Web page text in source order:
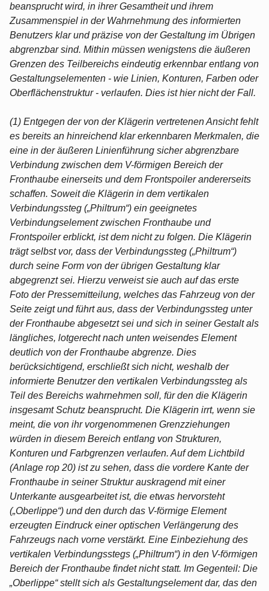
beansprucht wird, in ihrer Gesamtheit und ihrem
Zusammenspiel in der Wahrnehmung des informierten
Benutzers klar und präzise von der Gestaltung im Übrigen
abgrenzbar sind. Mithin müssen wenigstens die äußeren
Grenzen des Teilbereichs eindeutig erkennbar entlang von
Gestaltungselementen - wie Linien, Konturen, Farben oder
Oberflächenstruktur - verlaufen. Dies ist hier nicht der Fall.
(1) Entgegen der von der Klägerin vertretenen Ansicht fehlt
es bereits an hinreichend klar erkennbaren Merkmalen, die
eine in der äußeren Linienführung sicher abgrenzbare
Verbindung zwischen dem V-förmigen Bereich der
Fronthaube einerseits und dem Frontspoiler andererseits
schaffen. Soweit die Klägerin in dem vertikalen
Verbindungssteg („Philtrum“) ein geeignetes
Verbindungselement zwischen Fronthaube und
Frontspoiler erblickt, ist dem nicht zu folgen. Die Klägerin
trägt selbst vor, dass der Verbindungssteg („Philtrum“)
durch seine Form von der übrigen Gestaltung klar
abgegrenzt sei. Hierzu verweist sie auch auf das erste
Foto der Pressemitteilung, welches das Fahrzeug von der
Seite zeigt und führt aus, dass der Verbindungssteg unter
der Fronthaube abgesetzt sei und sich in seiner Gestalt als
längliches, lotgerecht nach unten weisendes Element
deutlich von der Fronthaube abgrenze. Dies
berücksichtigend, erschließt sich nicht, weshalb der
informierte Benutzer den vertikalen Verbindungssteg als
Teil des Bereichs wahrnehmen soll, für den die Klägerin
insgesamt Schutz beansprucht. Die Klägerin irrt, wenn sie
meint, die von ihr vorgenommenen Grenzziehungen
würden in diesem Bereich entlang von Strukturen,
Konturen und Farbgrenzen verlaufen. Auf dem Lichtbild
(Anlage rop 20) ist zu sehen, dass die vordere Kante der
Fronthaube in seiner Struktur auskragend mit einer
Unterkante ausgearbeitet ist, die etwas hervorsteht
(„Oberlippe“) und den durch das V-förmige Element
erzeugten Eindruck einer optischen Verlängerung des
Fahrzeugs nach vorne verstärkt. Eine Einbeziehung des
vertikalen Verbindungsstegs („Philtrum“) in den V-förmigen
Bereich der Fronthaube findet nicht statt. Im Gegenteil: Die
„Oberlippe“ stellt sich als Gestaltungselement dar, das den